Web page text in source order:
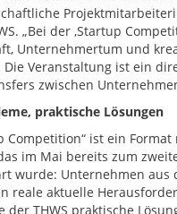
„Bei der ‚Startup
Unternehmertum und
Veranstaltung ist ein
zwischen
praktische Lösungen
Competition“ ist ein
im Mai bereits zum
wurde: Unternehmen aus
reale aktuelle
der THWS praktische